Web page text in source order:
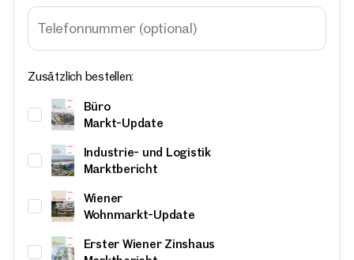
Telefonnummer (optional)
Zusätzlich bestellen:
Büro
Markt-Update
Industrie- und Logistik
Marktbericht
Wiener
Wohnmarkt-Update
Erster Wiener Zinshaus